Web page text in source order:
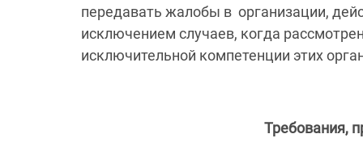
передавать жалобы в организации,
исключением случаев, когда
исключительной компетенции этих
Требования,